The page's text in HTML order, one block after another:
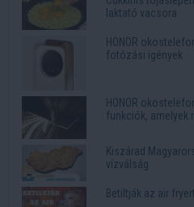
laktató vacsora
HONOR
fotózási igények
HONOR
funkciók, amelyek
Kiszárad
vízválság
Betiltják az air